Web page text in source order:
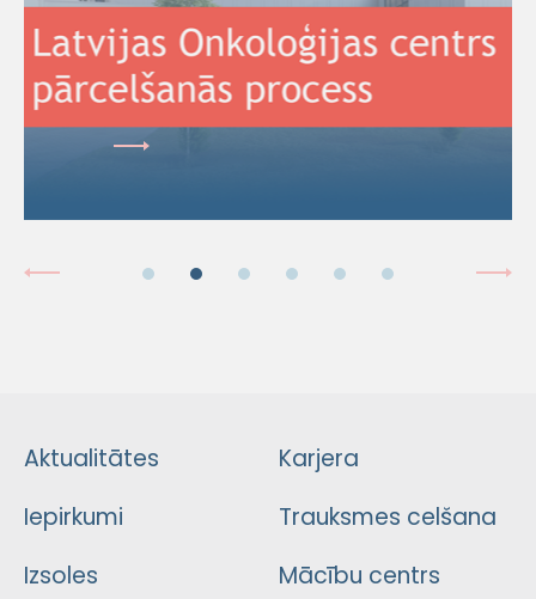
Aktualitātes
Iepirkumi
Izsoles
Karjera
Trauksmes celšana
Mācību centrs